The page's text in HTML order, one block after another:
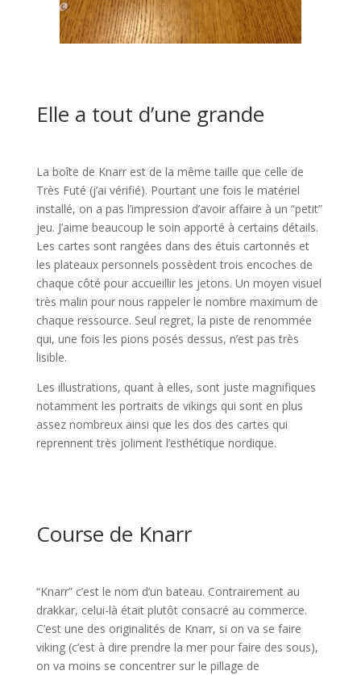
Elle a tout d’une grande
La boîte de Knarr est de la même taille que celle de
Très Futé (j’ai vérifié). Pourtant une fois le matériel
installé, on a pas l’impression d’avoir affaire à un “petit”
jeu. J’aime beaucoup le soin apporté à certains détails.
Les cartes sont rangées dans des étuis cartonnés et
les plateaux personnels possèdent trois encoches de
chaque côté pour accueillir les jetons. Un moyen visuel
très malin pour nous rappeler le nombre maximum de
chaque ressource. Seul regret, la piste de renommée
qui, une fois les pions posés dessus, n’est pas très
lisible.
Les illustrations, quant à elles, sont juste magnifiques
notamment les portraits de vikings qui sont en plus
assez nombreux ainsi que les dos des cartes qui
reprennent très joliment l’esthétique nordique.
Course de Knarr
“Knarr” c’est le nom d’un bateau. Contrairement au
drakkar, celui-là était plutôt consacré au commerce.
C’est une des originalités de Knarr, si on va se faire
viking (c’est à dire prendre la mer pour faire des sous),
on va moins se concentrer sur le pillage de